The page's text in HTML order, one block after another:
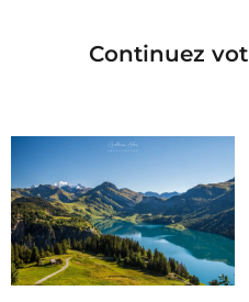
Continuez